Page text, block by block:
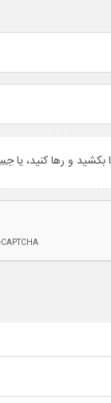
بکشید و رها کنید، یا